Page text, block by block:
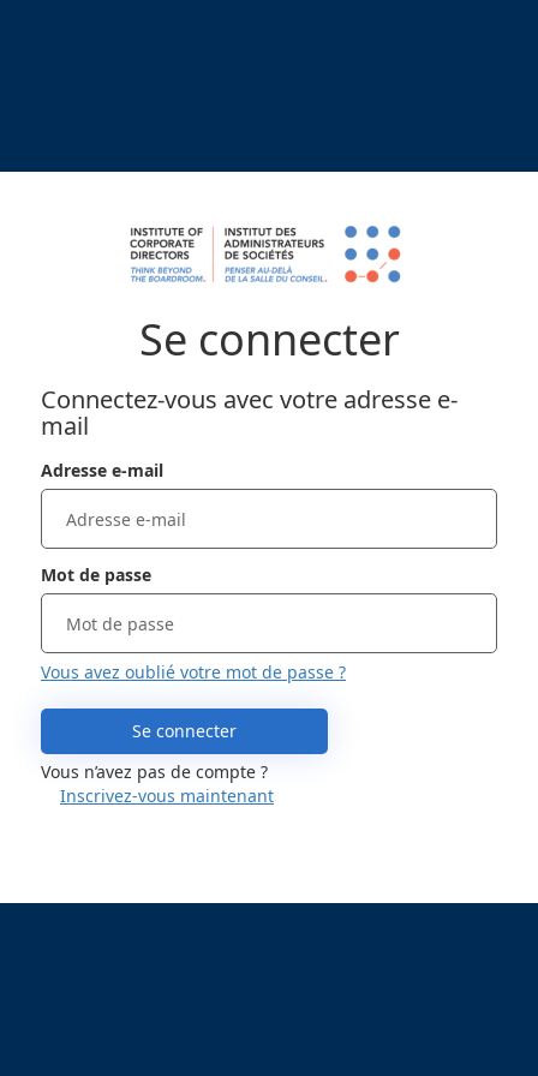
Se connecter
Connectez-vous avec votre adresse e-
mail
Adresse e-mail
Mot de passe
Vous avez oublié votre mot de passe ?
Se connecter
Vous n’avez pas de compte ?
Inscrivez-vous maintenant